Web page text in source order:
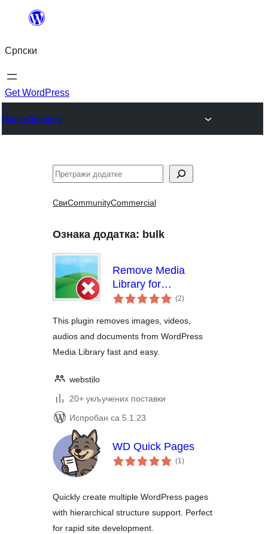
Скочи
садржај
Српски
Get WordPress
Plugin Directory
Претрага
СвиCommunityCommercial
Ознака додатка: bulk
Remove Media
Library for
WordPress
(2укупних
оцена
)
This plugin removes images, videos,
audios and documents from WordPress
Media Library fast and easy.
webstilo
20+ укључених поставки
Испробан са 5.1.23
WD Quick Pages
(1укупних
оцена
)
Quickly create multiple WordPress pages
with hierarchical structure support. Perfect
for rapid site development.